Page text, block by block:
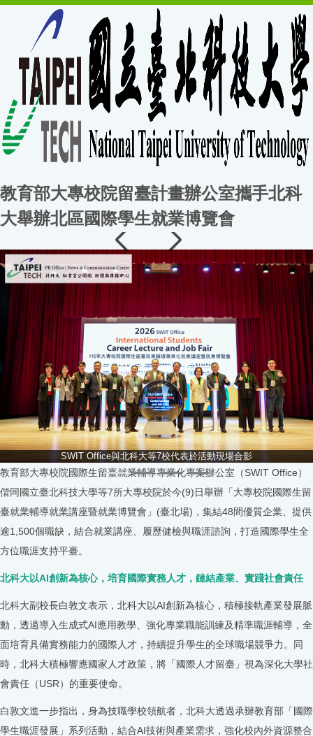
教育部大專校院留臺計畫辦公室攜手北科
大舉辦北區國際學生就業博覽會
SWIT Office與北科大等7校代表於活動現場合影
教育部大專校院國際生留臺就業輔導專業化專案辦公室（SWIT Office）
偕同國立臺北科技大學等7所大專校院於今(9)日舉辦「大專校院國際生留
臺就業輔導就業講座暨就業博覽會」(臺北場)，集結48間優質企業、提供
逾1,500個職缺，結合就業講座、履歷健檢與職涯諮詢，打造國際學生全
方位職涯支持平臺。
北科大以AI創新為核心，培育國際實務人才，鏈結產業、實踐社會責任
北科大副校長白敦文表示，北科大以AI創新為核心，積極接軌產業發展脈
動，透過導入生成式AI應用教學、強化專業職能訓練及精準職涯輔導，全
面培育具備實務能力的國際人才，持續提升學生的全球職場競爭力。同
時，北科大積極響應國家人才政策，將「國際人才留臺」視為深化大學社
會責任（USR）的重要使命。
白敦文進一步指出，身為技職學校領航者，北科大透過承辦教育部「國際
學生職涯發展」系列活動，結合AI技術與產業需求，強化校內外資源整合